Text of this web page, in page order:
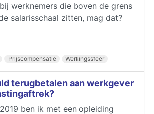
werknemers die boven de grens
salarisschaal zitten, mag dat?
Prijscompensatie Werkingssfeer
terugbetalen aan werkgever
ben ik met een opleiding